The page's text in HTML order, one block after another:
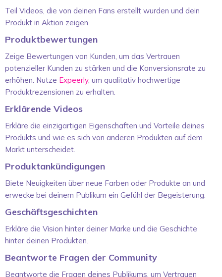
Teil Videos, die von deinen Fans erstellt wurden und dein
Produkt in Aktion zeigen.
Produktbewertungen
Zeige Bewertungen von Kunden, um das Vertrauen
potenzieller Kunden zu stärken und die Konversionsrate zu
erhöhen. Nutze Expeerly, um qualitativ hochwertige
Produktrezensionen zu erhalten.
Erklärende Videos
Erkläre die einzigartigen Eigenschaften und Vorteile deines
Produkts und wie es sich von anderen Produkten auf dem
Markt unterscheidet.
Produktankündigungen
Biete Neuigkeiten über neue Farben oder Produkte an und
erwecke bei deinem Publikum ein Gefühl der Begeisterung.
Geschäftsgeschichten
Erkläre die Vision hinter deiner Marke und die Geschichte
hinter deinen Produkten.
Beantworte Fragen der Community
Beantworte die Fragen deines Publikums, um Vertrauen